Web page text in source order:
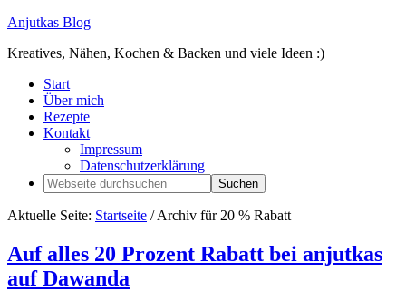
Anjutkas Blog
Kreatives, Nähen, Kochen & Backen und viele Ideen :)
Start
Über mich
Rezepte
Kontakt
Impressum
Datenschutzerklärung
Aktuelle Seite: Startseite /Archiv für 20 % Rabatt
Auf alles 20 Prozent Rabatt bei anjutkas
auf Dawanda